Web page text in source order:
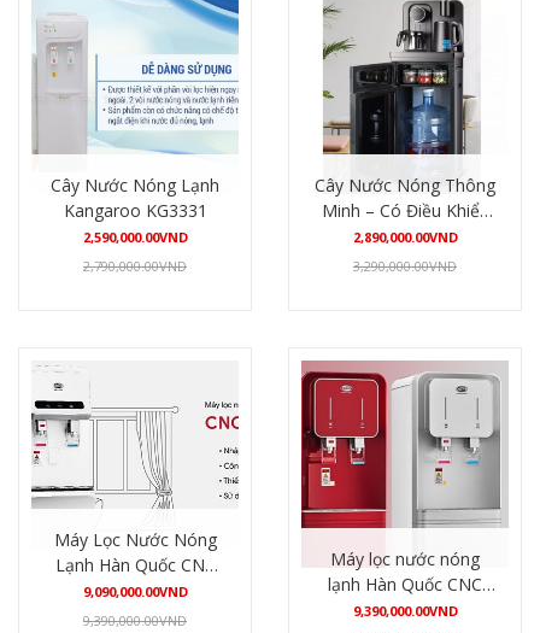
Cây Nước Nóng Lạnh
Kangaroo KG3331
2,590,000.00VND
2,790,000.00VND
Cây Nước Nóng Thông
Minh – Có Điều Khiển
Từ Xa (tặng kèm bình
siêu tốc và ấm trà)
2,890,000.00VND
3,290,000.00VND
Máy Lọc Nước Nóng
Lạnh Hàn Quốc CNC
800S-UF
9,090,000.00VND
9,390,000.00VND
Máy lọc nước nóng
lạnh Hàn Quốc CNC
816UF-R
9,390,000.00VND